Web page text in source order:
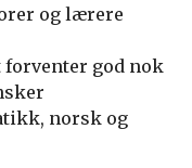
og lærere
god nok
norsk og